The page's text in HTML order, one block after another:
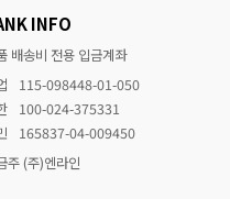
INFO
배송비 전용 입금계좌
115-098448-01-050
100-024-375331
165837-04-009450
주 (주)엔라인